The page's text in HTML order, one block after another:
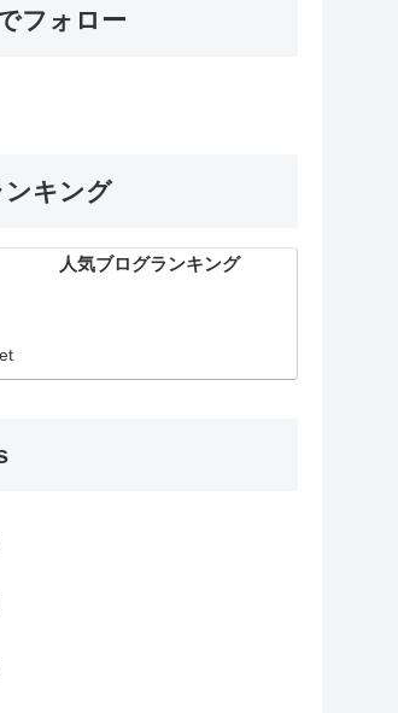
フォロー
ンキング
人気ブログランキング